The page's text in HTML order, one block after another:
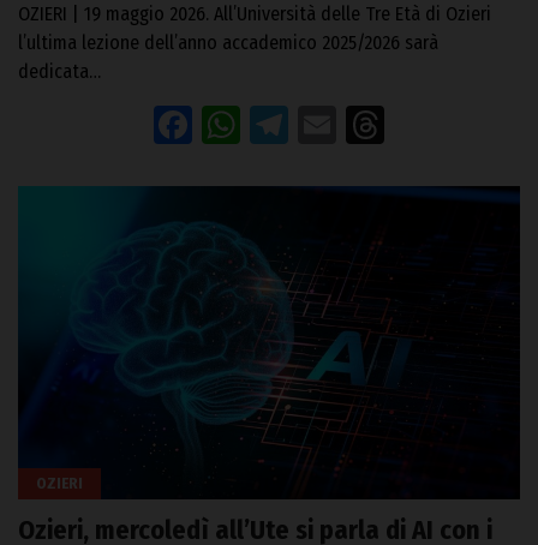
OZIERI | 19 maggio 2026. All’Università delle Tre Età di Ozieri
l’ultima lezione dell’anno accademico 2025/2026 sarà
dedicata…
Facebook
WhatsApp
Telegram
Email
OZIERI
Ozieri, mercoledì all’Ute si parla di AI con i